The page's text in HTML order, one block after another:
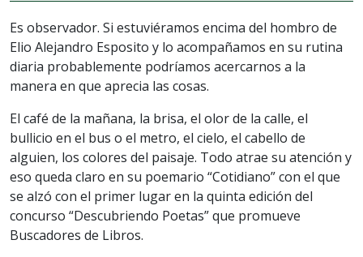
Es observador. Si estuviéramos encima del hombro de
Elio Alejandro Esposito y lo acompañamos en su rutina
diaria probablemente podríamos acercarnos a la
manera en que aprecia las cosas.
El café de la mañana, la brisa, el olor de la calle, el
bullicio en el bus o el metro, el cielo, el cabello de
alguien, los colores del paisaje. Todo atrae su atención y
eso queda claro en su poemario “Cotidiano” con el que
se alzó con el primer lugar en la quinta edición del
concurso “Descubriendo Poetas” que promueve
Buscadores de Libros.